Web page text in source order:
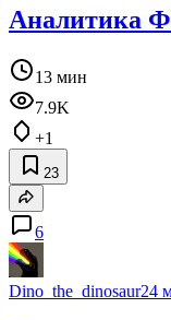
Аналитика
13 мин
7.9K
+1
23
6
Dino_the_dinosaur24